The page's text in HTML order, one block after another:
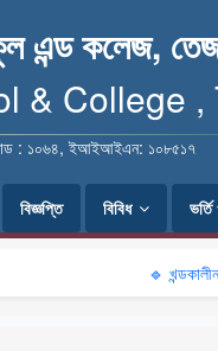
এন্ড কলেজ,
& College ,
: ১০৬৪, ইআইআইএন: ১০৮৫১৭
বিজ্ঞপ্তি বিবিধ
🔹 খন্ডকালীন